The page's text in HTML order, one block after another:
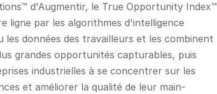
d'Augmentir, le True Opportunity Index™
ligne par les algorithmes d'intelligence
données des travailleurs et les combinent
grandes opportunités capturables, puis
industrielles à se concentrer sur les
et améliorer la qualité de leur main-